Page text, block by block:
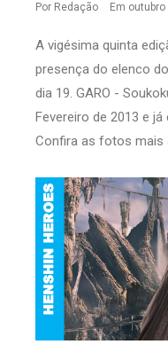
Por Redação Em
A vigésima quinta
presença do elenco
dia 19. GARO -
Fevereiro de 2013 e
Confira as fotos mais